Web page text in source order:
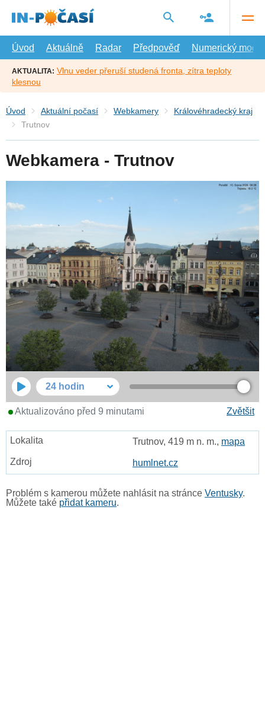
hlavní
Úvod
Aktuálně Radar Předpověď Numerický model
AKTUALITA: Vlnu veder přeruší studená fronta, zítra teploty
klesnou
Úvod Aktuální počasí Webkamery
Královéhradecký kraj
Trutnov
Webkamera - Trutnov
24 hodin
Zvětšit
Aktualizováno před 9 minutami
Trutnov, 419 m n. m., mapa
humlnet.cz
Problém s kamerou můžete nahlásit na stránce Ventusky.
Můžete také přidat kameru.